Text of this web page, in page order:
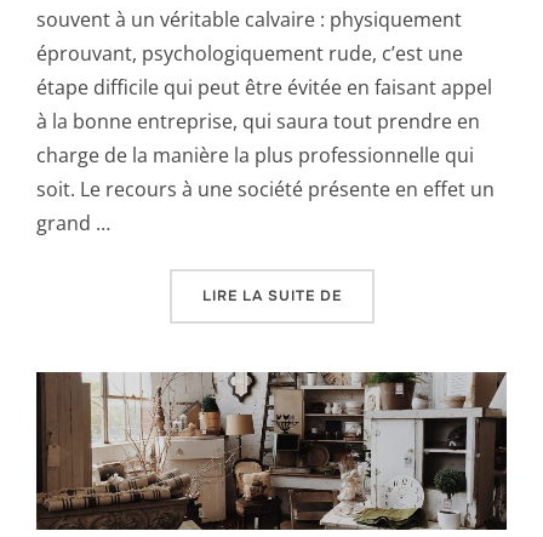
souvent à un véritable calvaire : physiquement
éprouvant, psychologiquement rude, c’est une
étape difficile qui peut être évitée en faisant appel
à la bonne entreprise, qui saura tout prendre en
charge de la manière la plus professionnelle qui
soit. Le recours à une société présente en effet un
grand …
LIRE LA SUITE DE« POURQUOI FAIRE